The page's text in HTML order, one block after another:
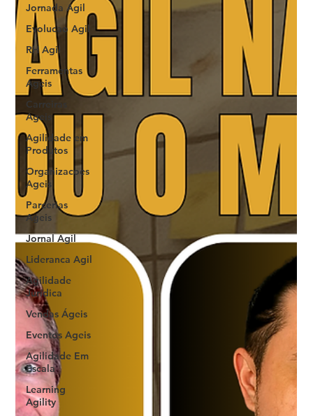
Jornada Agil
Evolucao Agil
RH Agil
Ferramentas
Ageis
Carreiras
Ageis
Agilidade em
Produtos
Organizacoes
Ageis
Parcerias
Ageis
Jornal Agil
Lideranca Agil
Agilidade
Jurídica
Vendas Ágeis
Eventos Ageis
Agilidade Em
Escala
Learning
Agility